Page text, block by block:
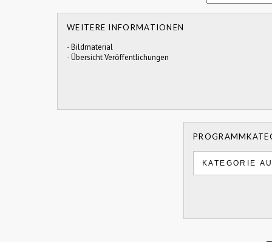
WEITERE INFORMATIONEN
-Bildmaterial
-Übersicht Veröffentlichungen